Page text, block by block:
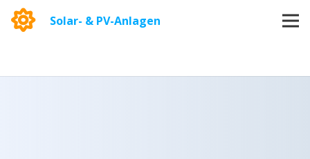
Solar- & PV-Anlagen